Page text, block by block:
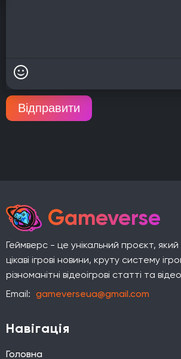
Відправити
Gameverse
Геймверс - це унікальний проєкт, який
цікаві ігрові новини, круту систему
різноманітні відеоігрові статті та
Email: gameverseua@gmail.com
Навігація
Головна